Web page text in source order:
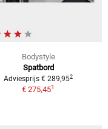
Bodystyle
Spatbord
Adviesprijs € 289,952
€ 275,451